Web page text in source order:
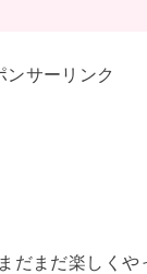
ンサーリンク
まだ楽しくや